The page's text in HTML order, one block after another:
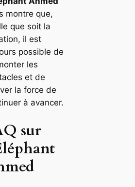
montre que,
que soit la
il est
possible de
les
et de
la force de
à avancer.
sur